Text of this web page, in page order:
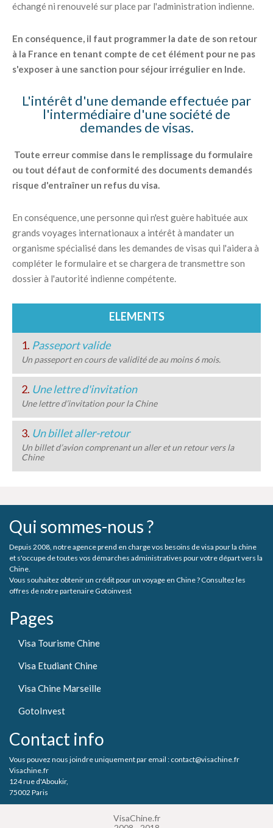
échangé ni renouvelé sur place par l'administration indienne.
En conséquence, il faut programmer la date de son retour
à la France en tenant compte de cet élément pour ne pas
s'exposer à une sanction pour séjour irrégulier en Inde.
L'intérêt d'une demande effectuée par
l'intermédiaire d'une société de
demandes de visas.
Toute erreur commise dans le remplissage du formulaire
ou tout défaut de conformité des documents demandés
risque d'entraîner un refus du visa.
En conséquence, une personne qui n'est guère habituée aux
grands voyages internationaux a intérêt à mandater un
organisme spécialisé dans les demandes de visas qui l'aidera à
compléter le formulaire et se chargera de transmettre son
dossier à l'autorité indienne compétente.
ELEMENTS
1. Passeport valide
Un passeport en cours de validité de au moins 6 mois.
2. Une lettre d'invitation
Une lettre d’invitation pour la Chine
3. Un billet aller-retour
Un billet d’avion comprenant un aller et un retour vers la
Chine
Qui sommes-nous ?
Depuis 2008, notre agence prend en charge vos besoins de visa pour la chine
et s'occupe de toutes vos démarches administratives pour votre départ vers la
Chine.
Vous souhaitez obtenir un crédit pour un voyage en Chine ? Consultez les
offres de notre partenaire Gotoinvest
Pages
Visa Tourisme Chine
Visa Etudiant Chine
Visa Chine Marseille
GotoInvest
Contact info
Vous pouvez nous joindre uniquement par email : contact@visachine.fr
Visachine.fr
124 rue d'Aboukir,
75002 Paris
VisaChine.fr